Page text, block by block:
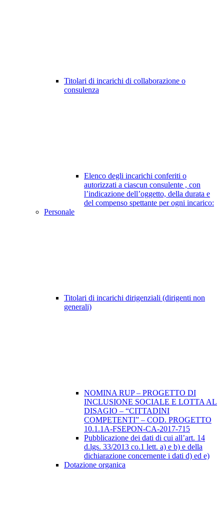
Titolari di incarichi di collaborazione o
consulenza
Elenco degli incarichi conferiti o
autorizzati a ciascun consulente , con
l’indicazione dell’oggetto, della durata e
del compenso spettante per ogni incarico:
Personale
Titolari di incarichi dirigenziali (dirigenti non
generali)
NOMINA RUP – PROGETTO DI
INCLUSIONE SOCIALE E LOTTA AL
DISAGIO – “CITTADINI
COMPETENTI” – COD. PROGETTO
10.1.1A-FSEPON-CA-2017-715
Pubblicazione dei dati di cui all’art. 14
d.lgs. 33/2013 co.1 lett. a) e b) e della
dichiarazione concernente i dati d) ed e)
Dotazione organica